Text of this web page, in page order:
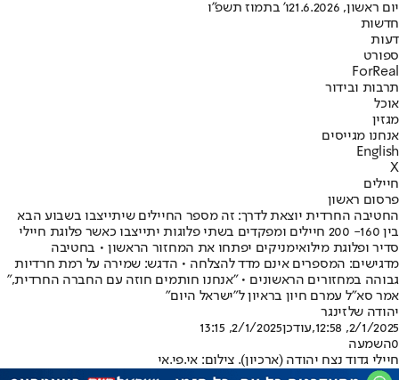
יום ראשון, 21.6.2026
ו' בתמוז תשפ"ו
חדשות
דעות
ספורט
ForReal
תרבות ובידור
אוכל
מגזין
אנחנו מגייסים
English
X
חיילים
פרסום ראשון
החטיבה החרדית יוצאת לדרך: זה מספר החיילים שיתייצבו בשבוע הבא
בין 160- 200 חיילים ומפקדים בשתי פלוגות יתייצבו כאשר פלוגת חיילי
סדיר ופלוגת מילואימניקים יפתחו את המחזור הראשון • בחטיבה
מדגישים: המספרים אינם מדד להצלחה • הדגש: שמירה על רמת חרדיות
גבוהה במחזורים הראשונים • "אנחנו חותמים חוזה עם החברה החרדית,"
אמר סא"ל עמרם חיון בראיון ל"ישראל היום"
יהודה שלזינגר
2/1/2025, 12:58
,עודכן2/1/2025, 13:15
0השמעה
חיילי גדוד נצח יהודה (ארכיון). צילום: אי.פי.אי